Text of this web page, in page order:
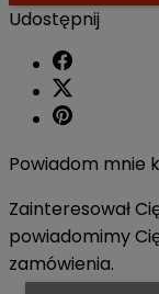
Udostępnij
Powiadom mnie
Zainteresował
powiadomimy
zamówienia.